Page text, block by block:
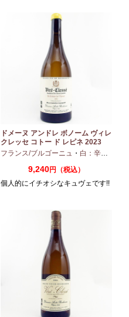
・ピノノワール
ドメーヌ アンドレ ボノーム ヴィレ
クレッセ コトー ド レピネ 2023
750ml
フランス/ブルゴーニュ ・ 白：辛口
9,240円（税込）
個人的にイチオシなキュヴェです!!